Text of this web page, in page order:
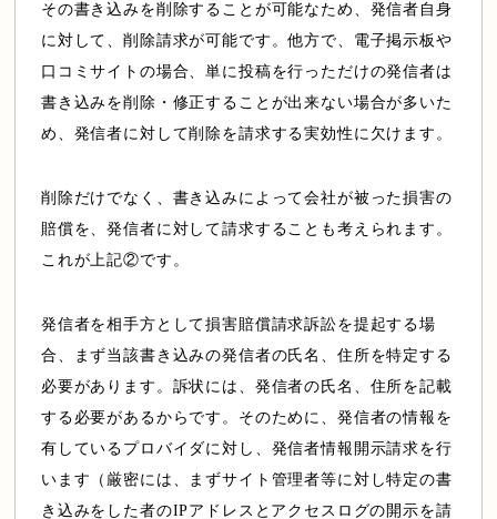
その書き込みを削除することが可能なため、発信者自身
に対して、削除請求が可能です。他方で、電子掲示板や
口コミサイトの場合、単に投稿を行っただけの発信者は
書き込みを削除・修正することが出来ない場合が多いた
め、発信者に対して削除を請求する実効性に欠けます。
削除だけでなく、書き込みによって会社が被った損害の
賠償を、発信者に対して請求することも考えられます。
これが上記②です。
発信者を相手方として損害賠償請求訴訟を提起する場
合、まず当該書き込みの発信者の氏名、住所を特定する
必要があります。訴状には、発信者の氏名、住所を記載
する必要があるからです。そのために、発信者の情報を
有しているプロバイダに対し、発信者情報開示請求を行
います（厳密には、まずサイト管理者等に対し特定の書
き込みをした者のIPアドレスとアクセスログの開示を請